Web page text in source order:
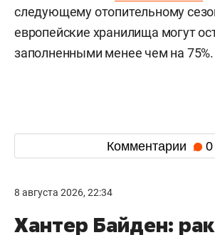
следующему отопительному
европейские хранилища могут
заполненными менее чем на 75%.
Комментарии 0
8 августа 2026, 22:34
Хантер Байден: